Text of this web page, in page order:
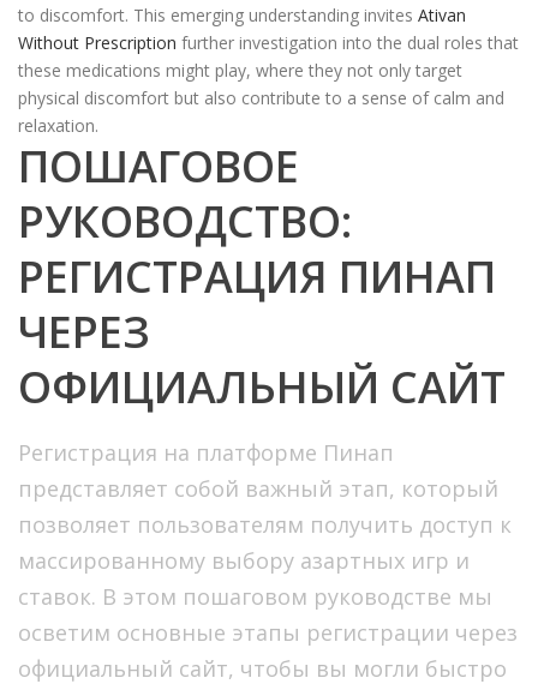
to discomfort. This emerging understanding invites Ativan
Without Prescription further investigation into the dual roles that
these medications might play, where they not only target
physical discomfort but also contribute to a sense of calm and
relaxation.
ПОШАГОВОЕ
РУКОВОДСТВО:
РЕГИСТРАЦИЯ ПИНАП
ЧЕРЕЗ
ОФИЦИАЛЬНЫЙ САЙТ
Регистрация на платформе Пинап
представляет собой важный этап, который
позволяет пользователям получить доступ к
массированному выбору азартных игр и
ставок. В этом пошаговом руководстве мы
осветим основные этапы регистрации через
официальный сайт, чтобы вы могли быстро